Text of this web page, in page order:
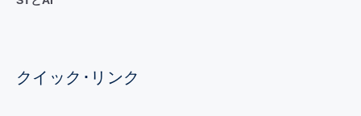
クイック･リンク